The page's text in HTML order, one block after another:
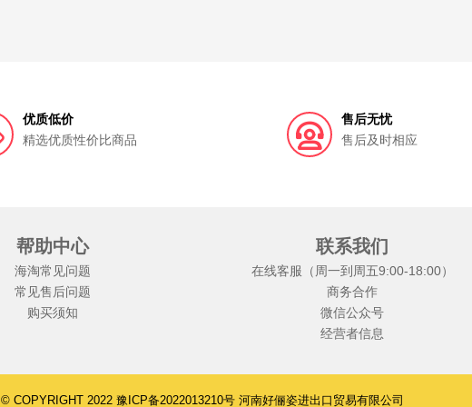
优质低价
精选优质性价比商品
售后无忧
售后及时相应
帮助中心
海淘常见问题
常见售后问题
购买须知
联系我们
在线客服（周一到周五9:00-18:00）
商务合作
微信公众号
经营者信息
© COPYRIGHT 2022 豫ICP备2022013210号 河南好俪姿进出口贸易有限公司